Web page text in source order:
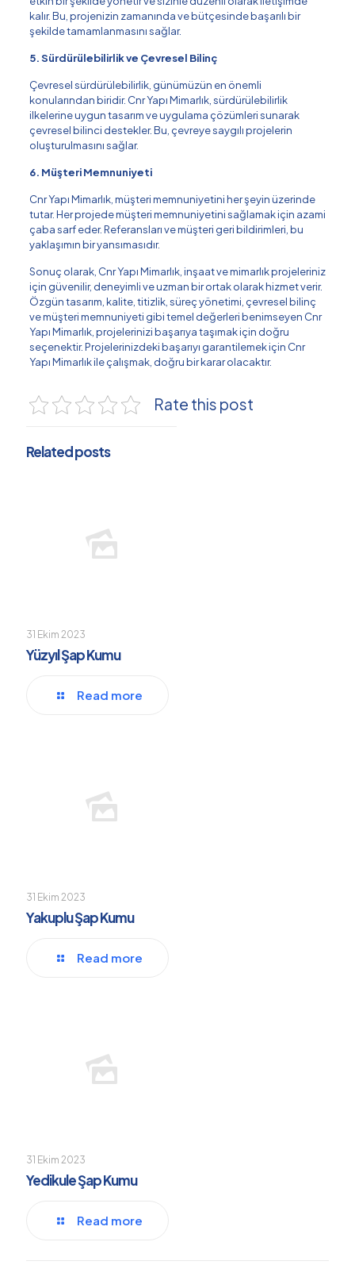
kalır. Bu, projenizin zamanında ve bütçesinde başarılı bir
şekilde tamamlanmasını sağlar.
5. Sürdürülebilirlik ve Çevresel Bilinç
Çevresel sürdürülebilirlik, günümüzün en önemli
konularından biridir. Cnr Yapı Mimarlık, sürdürülebilirlik
ilkelerine uygun tasarım ve uygulama çözümleri sunarak
çevresel bilinci destekler. Bu, çevreye saygılı projelerin
oluşturulmasını sağlar.
6. Müşteri Memnuniyeti
Cnr Yapı Mimarlık, müşteri memnuniyetini her şeyin üzerinde
tutar. Her projede müşteri memnuniyetini sağlamak için azami
çaba sarf eder. Referansları ve müşteri geri bildirimleri, bu
yaklaşımın bir yansımasıdır.
Sonuç olarak, Cnr Yapı Mimarlık, inşaat ve mimarlık projeleriniz
için güvenilir, deneyimli ve uzman bir ortak olarak hizmet verir.
Özgün tasarım, kalite, titizlik, süreç yönetimi, çevresel bilinç
ve müşteri memnuniyeti gibi temel değerleri benimseyen Cnr
Yapı Mimarlık, projelerinizi başarıya taşımak için doğru
seçenektir. Projelerinizdeki başarıyı garantilemek için Cnr
Yapı Mimarlık ile çalışmak, doğru bir karar olacaktır.
Rate this post
Related posts
31 Ekim 2023
Yüzyıl Şap Kumu
Read more
31 Ekim 2023
Yakuplu Şap Kumu
Read more
31 Ekim 2023
Yedikule Şap Kumu
Read more